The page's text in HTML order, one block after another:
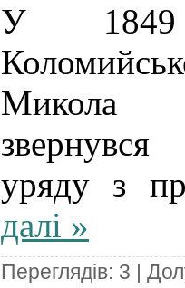
У 1849
Микола
уряду з
далі »
Переглядів: 3 |